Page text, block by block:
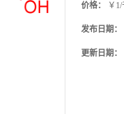
价格： ￥
发布日期：
更新日期：